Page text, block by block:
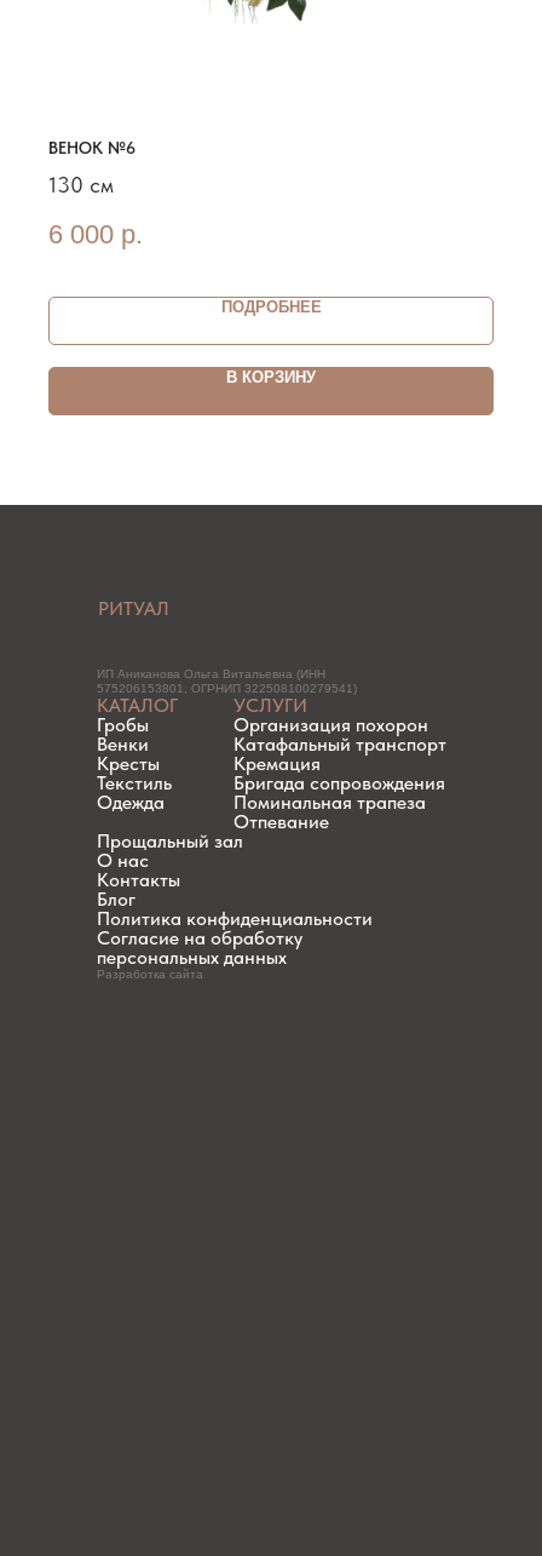
ВЕНОК №6
130 см
6 000 р.
ПОДРОБНЕЕ
В КОРЗИНУ
РИТУАЛ
ИП Аниканова Ольга Витальевна (ИНН
575206153801, ОГРНИП 322508100279541)
КАТАЛОГ
Гробы
Венки
Кресты
Текстиль
Одежда
УСЛУГИ
Организация похорон
Катафальный транспорт
Кремация
Бригада сопровождения
Поминальная трапеза
Отпевание
Прощальный зал
О нас
Контакты
Блог
Политика конфиденциальности
Согласие на обработку
персональных данных
Разработка сайта